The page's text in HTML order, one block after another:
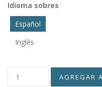
Idioma sobres
Español
Inglés